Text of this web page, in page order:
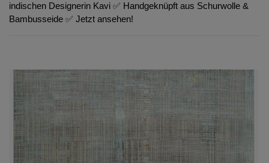
indischen Designerin Kavi ✅ Handgeknüpft aus Schurwolle &
Bambusseide ✅ Jetzt ansehen!